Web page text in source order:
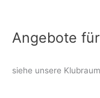
Angebote
siehe unsere